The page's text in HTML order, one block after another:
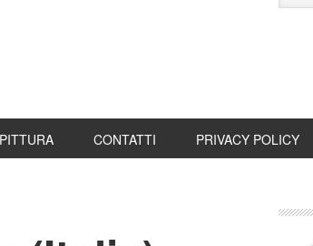
PITTURA CONTATTI PRIVACY POLICY